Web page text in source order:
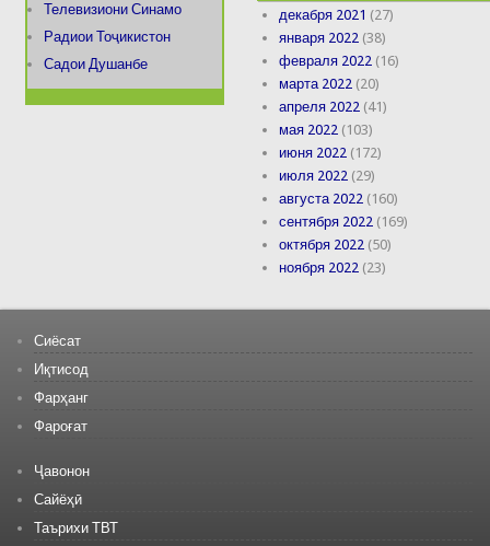
Телевизиони Синамо
Радиои Тоҷикистон
Садои Душанбе
декабря 2021 (27)
января 2022 (38)
февраля 2022 (16)
марта 2022 (20)
апреля 2022 (41)
мая 2022 (103)
июня 2022 (172)
июля 2022 (29)
августа 2022 (160)
сентября 2022 (169)
октября 2022 (50)
ноября 2022 (23)
Сиёсат
Иқтисод
Фарҳанг
Фароғат
Ҷавонон
Сайёҳӣ
Таърихи ТВТ